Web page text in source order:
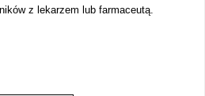
z lekarzem lub farmaceutą.